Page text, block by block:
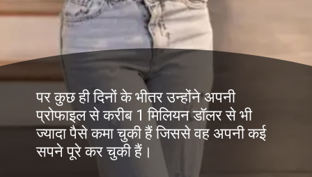
पर कुछ ही दिनों के भीतर उन्होंने अपनी
प्रोफाइल से करीब 1 मिलियन डॉलर से भी
ज्यादा पैसे कमा चुकी हैं जिससे वह अपनी कई
सपने पूरे कर चुकी हैं।